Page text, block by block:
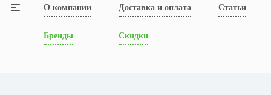
О компании Доставка и оплата Статьи
Бренды Скидки